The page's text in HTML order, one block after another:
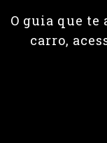
O guia que te
carro,